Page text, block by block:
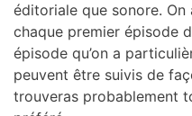
éditoriale que sonore.
chaque premier épisode
épisode qu’on a
peuvent être suivis de
trouveras probablement